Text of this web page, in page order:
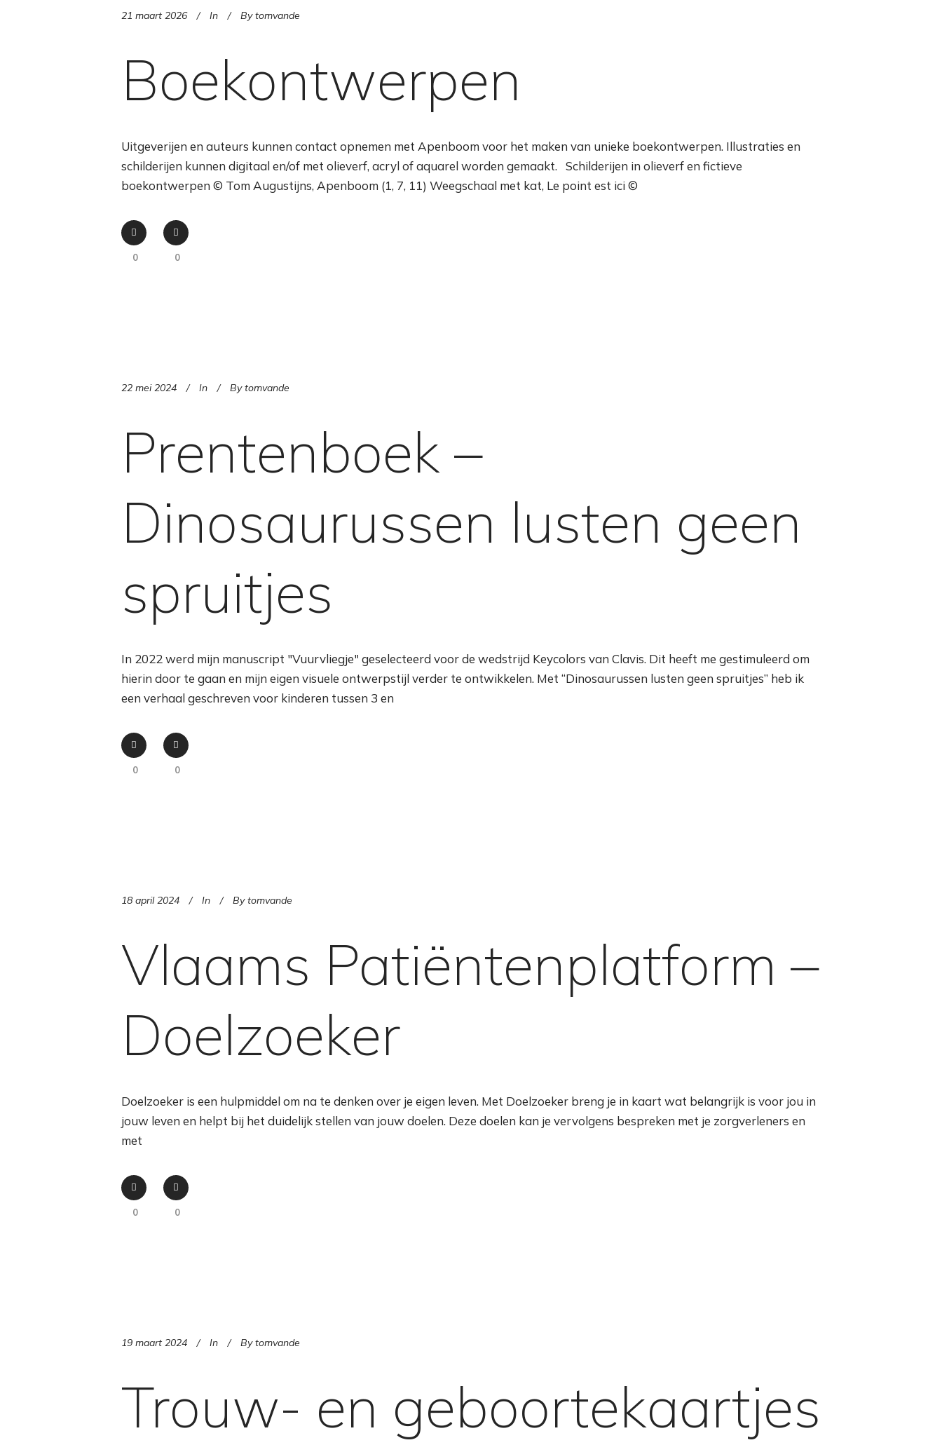
21 maart 2026 In By tomvande
Boekontwerpen
Uitgeverijen en auteurs kunnen contact opnemen met Apenboom voor het maken van unieke boekontwerpen. Illustraties en
schilderijen kunnen digitaal en/of met olieverf, acryl of aquarel worden gemaakt. Schilderijen in olieverf en fictieve
boekontwerpen © Tom Augustijns, Apenboom (1, 7, 11) Weegschaal met kat, Le point est ici ©
0 0
22 mei 2024 In By tomvande
Prentenboek –
Dinosaurussen lusten geen
spruitjes
In 2022 werd mijn manuscript "Vuurvliegje" geselecteerd voor de wedstrijd Keycolors van Clavis. Dit heeft me gestimuleerd om
hierin door te gaan en mijn eigen visuele ontwerpstijl verder te ontwikkelen. Met “Dinosaurussen lusten geen spruitjes” heb ik
een verhaal geschreven voor kinderen tussen 3 en
0 0
18 april 2024 In By tomvande
Vlaams Patiëntenplatform –
Doelzoeker
Doelzoeker is een hulpmiddel om na te denken over je eigen leven. Met Doelzoeker breng je in kaart wat belangrijk is voor jou in
jouw leven en helpt bij het duidelijk stellen van jouw doelen. Deze doelen kan je vervolgens bespreken met je zorgverleners en
met
0 0
19 maart 2024 In By tomvande
Trouw- en geboortekaartjes